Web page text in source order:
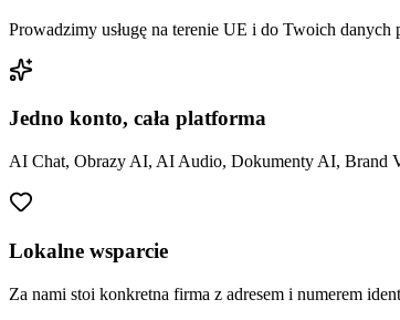
Prowadzimy usługę na terenie UE i do Twoich
Jedno konto, cała platforma
AI Chat, Obrazy AI, AI Audio, Dokumenty AI, Brand
Lokalne wsparcie
Za nami stoi konkretna firma z adresem i numerem